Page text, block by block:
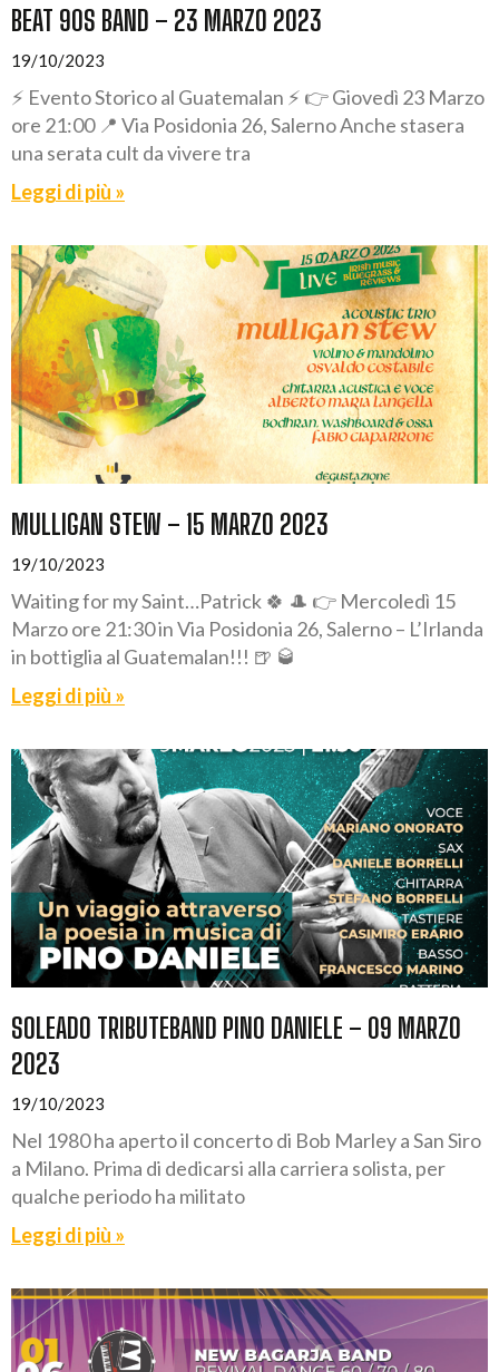
BEAT 90S BAND – 23 MARZO 2023
19/10/2023
⚡ Evento Storico al Guatemalan ⚡ 👉 Giovedì 23 Marzo
ore 21:00 📍 Via Posidonia 26, Salerno Anche stasera
una serata cult da vivere tra
Leggi di più »
MULLIGAN STEW – 15 MARZO 2023
19/10/2023
Waiting for my Saint…Patrick 🍀 🎩 👉 Mercoledì 15
Marzo ore 21:30 in Via Posidonia 26, Salerno – L’Irlanda
in bottiglia al Guatemalan!!! 🍺 🥃
Leggi di più »
SOLEADO TRIBUTEBAND PINO DANIELE – 09 MARZO
2023
19/10/2023
Nel 1980 ha aperto il concerto di Bob Marley a San Siro
a Milano. Prima di dedicarsi alla carriera solista, per
qualche periodo ha militato
Leggi di più »